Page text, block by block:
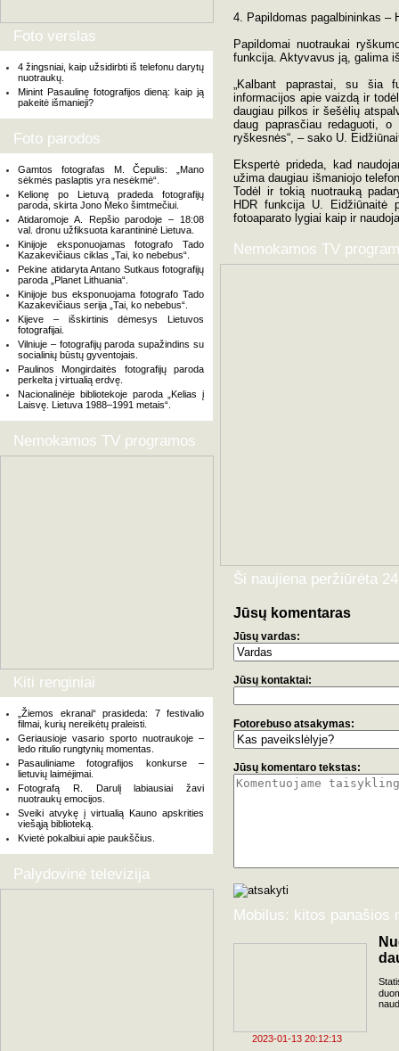
Foto verslas
4 žingsniai, kaip užsidirbti iš telefonu darytų
nuotraukų.
Minint Pasaulinę fotografijos dieną: kaip ją
pakeitė išmanieji?
Foto parodos
Gamtos fotografas M. Čepulis: „Mano
sėkmės paslaptis yra nesėkmė“.
Kelionę po Lietuvą pradeda fotografijų
paroda, skirta Jono Meko šimtmečiui.
Atidaromoje A. Repšio parodoje – 18:08
val. dronu užfiksuota karantininė Lietuva.
Kinijoje eksponuojamas fotografo Tado
Kazakevičiaus ciklas „Tai, ko nebebus“.
Pekine atidaryta Antano Sutkaus fotografijų
paroda „Planet Lithuania“.
Kinijoje bus eksponuojama fotografo Tado
Kazakevičiaus serija „Tai, ko nebebus“.
Kijeve – išskirtinis dėmesys Lietuvos
fotografijai.
Vilniuje – fotografijų paroda supažindins su
socialinių būstų gyventojais.
Paulinos Mongirdaitės fotografijų paroda
perkelta į virtualią erdvę.
Nacionalinėje bibliotekoje paroda „Kelias į
Laisvę. Lietuva 1988–1991 metais“.
Nemokamos TV programos
Kiti renginiai
„Žiemos ekranai“ prasideda: 7 festivalio
filmai, kurių nereikėtų praleisti.
Geriausioje vasario sporto nuotraukoje –
ledo ritulio rungtynių momentas.
Pasauliniame fotografijos konkurse –
lietuvių laimėjimai.
Fotografą R. Darulį labiausiai žavi
nuotraukų emocijos.
Sveiki atvykę į virtualią Kauno apskrities
viešąją biblioteką.
Kvietė pokalbiui apie paukščius.
Palydovinė televizija
4. Papildomas pagalbininkas –
Papildomai nuotraukai
funkcija. Aktyvavus ją, galima
„Kalbant paprastai, su šia
informacijos apie vaizdą ir
daugiau pilkos ir šešėlių
daug paprasčiau redaguoti,
ryškesnės“, – sako U.
Ekspertė prideda, kad
užima daugiau išmaniojo
Todėl ir tokią nuotrauką
HDR funkcija U. Eidžiūnaitė
fotoaparato lygiai kaip ir
Nemokamos TV
Ši naujiena peržiūrėta
Jūsų komentaras
Jūsų vardas:
Jūsų kontaktai:
Fotorebuso atsakymas:
Jūsų komentaro tekstas:
Mobilus: kitos panašios
2023-01-13 20:12:13